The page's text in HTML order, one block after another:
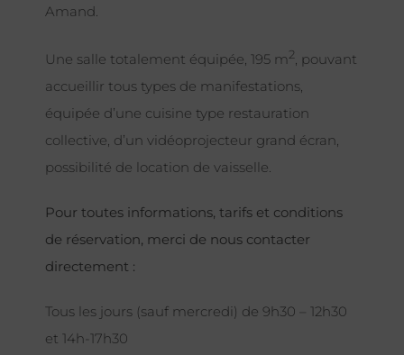
Amand.
Une salle totalement équipée, 195 m2 , pouvant
accueillir tous types de manifestations,
équipée d’une cuisine type restauration
collective, d’un vidéoprojecteur grand écran,
possibilité de location de vaisselle.
Pour toutes informations, tarifs et conditions
de réservation, merci de nous contacter
directement :
Tous les jours (sauf mercredi) de 9h30 – 12h30
et 14h-17h30